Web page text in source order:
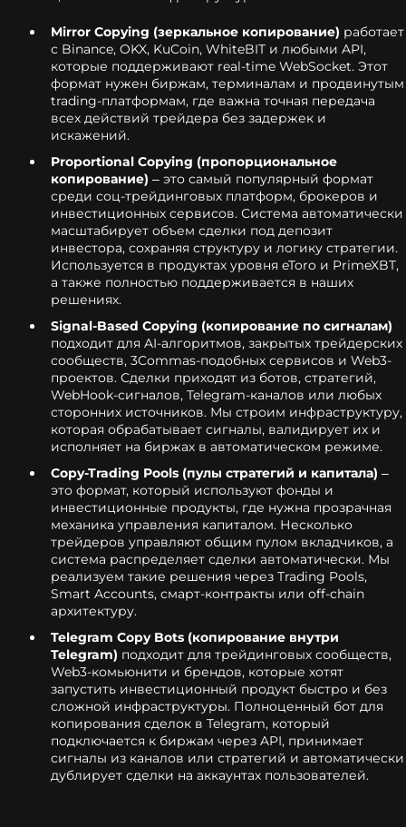
Mirror Copying (зеркальное копирование) работает
с Binance, OKX, KuCoin, WhiteBIT и любыми API,
которые поддерживают real-time WebSocket. Этот
формат нужен биржам, терминалам и продвинутым
trading-платформам, где важна точная передача
всех действий трейдера без задержек и
искажений.
Proportional Copying (пропорциональное
копирование) – это самый популярный формат
среди соц-трейдинговых платформ, брокеров и
инвестиционных сервисов. Система автоматически
масштабирует объем сделки под депозит
инвестора, сохраняя структуру и логику стратегии.
Используется в продуктах уровня eToro и PrimeXBT,
а также полностью поддерживается в наших
решениях.
Signal-Based Copying (копирование по сигналам)
подходит для AI-алгоритмов, закрытых трейдерских
сообществ, 3Commas-подобных сервисов и Web3-
проектов. Сделки приходят из ботов, стратегий,
WebHook-сигналов, Telegram-каналов или любых
сторонних источников. Мы строим инфраструктуру,
которая обрабатывает сигналы, валидирует их и
исполняет на биржах в автоматическом режиме.
Copy-Trading Pools (пулы стратегий и капитала) –
это формат, который используют фонды и
инвестиционные продукты, где нужна прозрачная
механика управления капиталом. Несколько
трейдеров управляют общим пулом вкладчиков, а
система распределяет сделки автоматически. Мы
реализуем такие решения через Trading Pools,
Smart Accounts, смарт-контракты или off-chain
архитектуру.
Telegram Copy Bots (копирование внутри
Telegram) подходит для трейдинговых сообществ,
Web3-комьюнити и брендов, которые хотят
запустить инвестиционный продукт быстро и без
сложной инфраструктуры. Полноценный бот для
копирования сделок в Telegram, который
подключается к биржам через API, принимает
сигналы из каналов или стратегий и автоматически
дублирует сделки на аккаунтах пользователей.